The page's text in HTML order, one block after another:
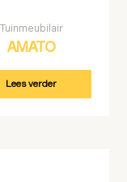
Tuinmeubilair
AMATO
Lees verder